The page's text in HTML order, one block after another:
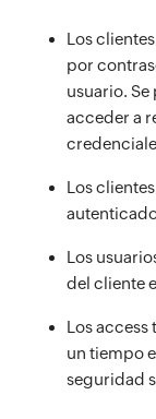
Los
por
usuario. Se
acceder a
Los
Los
del cliente
Los access
un tiempo
seguridad